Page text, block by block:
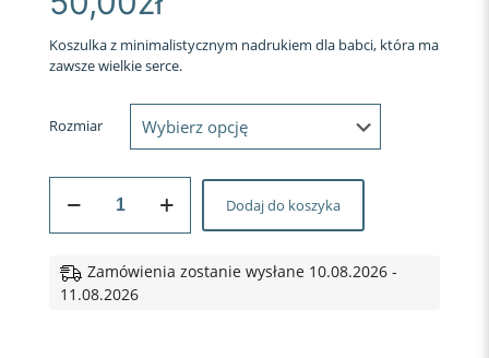
Koszulka z minimalistycznym nadrukiem dla babci, która ma
zawsze wielkie serce.
Rozmiar
KOSZULKA
BABCIA
SERCE
Dodaj do koszyka
Zamówienia zostanie wysłane 10.08.2026 -
11.08.2026